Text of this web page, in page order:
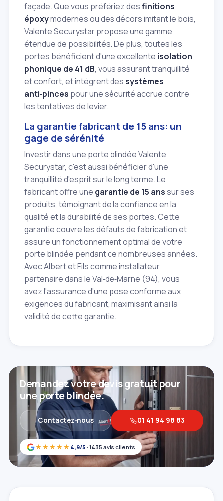
façade. Que vous préfériez desfinitions
époxymodernes ou des décors imitant le bois,
Valente Securystar propose une gamme
étendue de possibilités. De plus, toutes les
portes bénéficient d'une excellente isolation
phonique de 41 dB, vous assurant tranquillité
et confort, et intègrent dessystèmes
anti‑pinces pour une sécurité accrue contre
les tentatives de levier.
La garantie fabricant de 15 ans: un
gage de sérénité
Investir dans une porte blindée Valente
Securystar, c'est aussi bénéficier d'une
tranquillité d'esprit sur le long terme. Le
fabricant offre une garantie de 15 anssur ses
produits, témoignant de la confiance en la
qualité et la durabilité de ses portes. Cette
garantie couvre les défauts de fabrication et
assure un fonctionnement optimal de votre
porte blindée pendant de nombreuses années.
Avec Albert et Fils comme installateur
partenaire dans le Val‑de‑Marne (94), vous
avez l'assurance d'une pose conforme aux
exigences du fabricant, maximisant ainsi la
validité de cette garantie.
★★★★★ 4,9/5 · 1435 avis clients
Demandez votre devis gratuit pour
une porte blindée.
Contactez‑nous 01 41 94 98 83